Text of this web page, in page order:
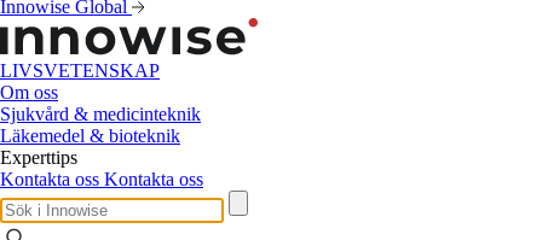
Innowise Global
LIVSVETENSKAP
Om oss
Sjukvård & medicinteknik
Läkemedel & bioteknik
Experttips
Kontakta oss Kontakta oss